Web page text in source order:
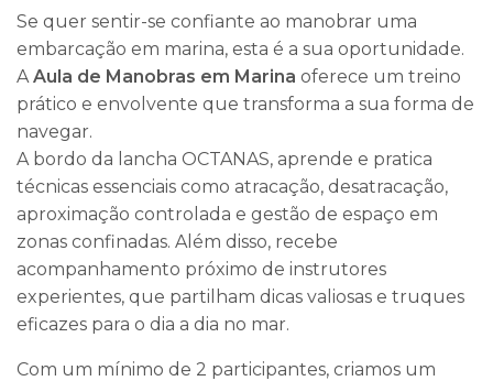
Se quer sentir-se confiante ao manobrar uma
embarcação em marina, esta é a sua oportunidade.
AAula de Manobras em Marina oferece um treino
prático e envolvente que transforma a sua forma de
navegar.
A bordo da lancha OCTANAS, aprende e pratica
técnicas essenciais como atracação, desatracação,
aproximação controlada e gestão de espaço em
zonas confinadas. Além disso, recebe
acompanhamento próximo de instrutores
experientes, que partilham dicas valiosas e truques
eficazes para o dia a dia no mar.
Com um mínimo de 2 participantes, criamos um